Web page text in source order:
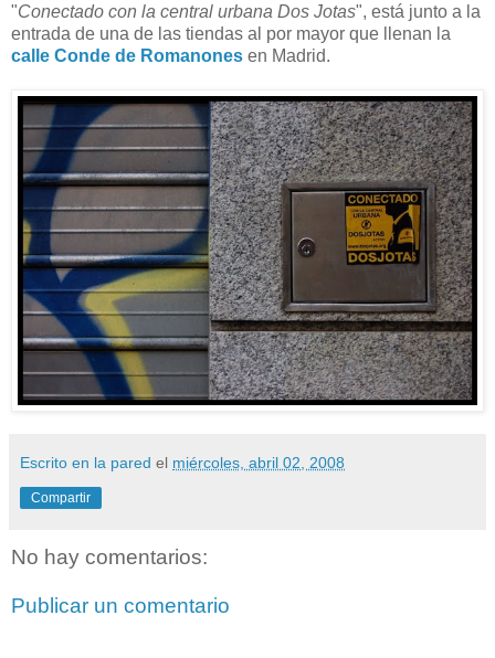
"Conectado con la central urbana Dos Jotas", está junto a la
entrada de una de las tiendas al por mayor que llenan la
calle Conde de Romanones en Madrid.
Escrito en la pared el miércoles, abril 02, 2008
Compartir
No hay comentarios:
Publicar un comentario